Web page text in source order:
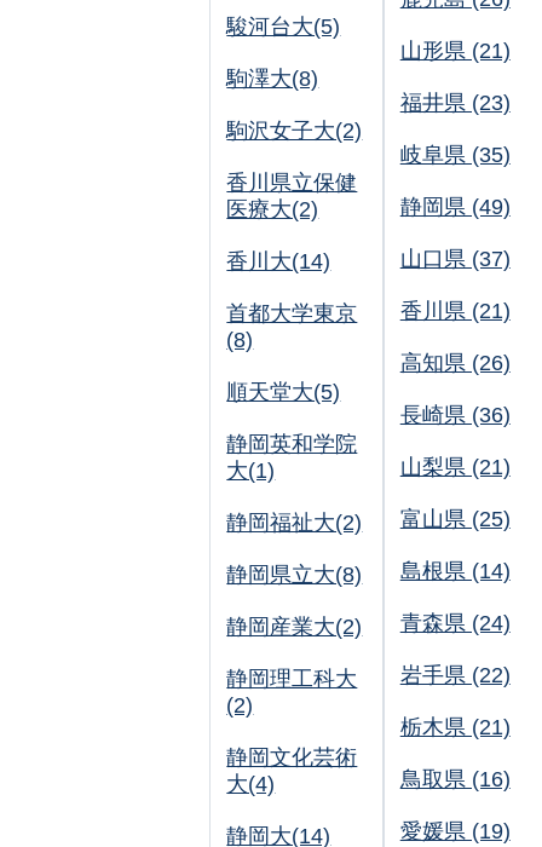
駿河台大(5)
駒澤大(8)
駒沢女子大(2)
香川県立保健
医療大(2)
香川大(14)
首都大学東京
(8)
順天堂大(5)
静岡英和学院
大(1)
静岡福祉大(2)
静岡県立大(8)
静岡産業大(2)
静岡理工科大
(2)
静岡文化芸術
大(4)
静岡大(14)
山形県 (21)
福井県 (23)
岐阜県 (35)
静岡県 (49)
山口県 (37)
香川県 (21)
高知県 (26)
長崎県 (36)
山梨県 (21)
富山県 (25)
島根県 (14)
青森県 (24)
岩手県 (22)
栃木県 (21)
鳥取県 (16)
愛媛県 (19)